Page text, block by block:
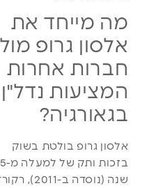
מה מייחד את
אלסון גרופ מול
חברות אחרות
המציעות נדל"ן
בגאורגיה?
אלסון גרופ בולטת בשוק
בזכות
שנה (נוסדה ב-2011),